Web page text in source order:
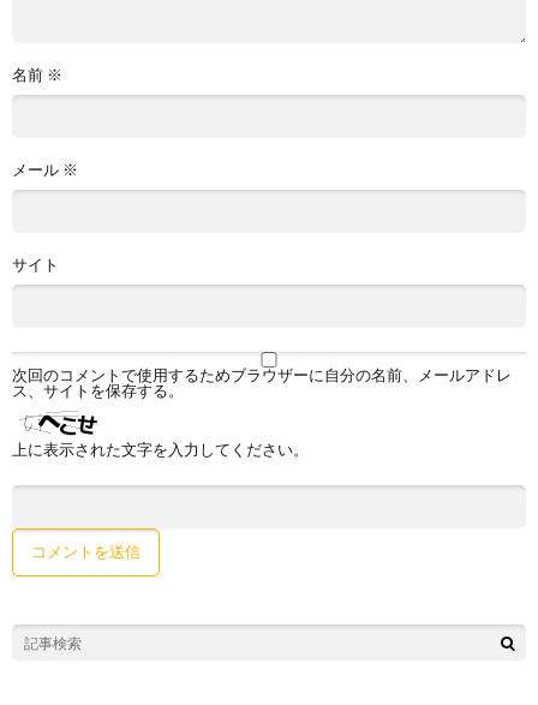
名前 ※
メール ※
サイト
次回のコメントで使用するためブラウザーに自分の名前、メールアドレ
ス、サイトを保存する。
上に表示された文字を入力してください。